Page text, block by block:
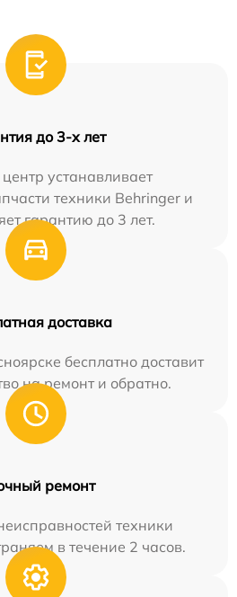
до 3-х лет
устанавливает
техники Behringer и
гарантию до 3 лет.
доставка
бесплатно доставит
на ремонт и обратно.
ремонт
техники
в течение 2 часов.